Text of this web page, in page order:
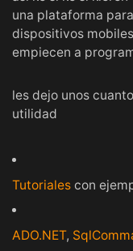
una plataforma
dispositivos
empiecen a
les dejo unos
utilidad
Tutoriales con
ADO.NET,